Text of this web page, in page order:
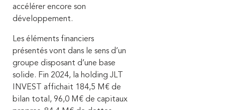
accélérer encore son
développement.
Les éléments financiers
présentés vont dans le sens d’un
groupe disposant d’une base
solide. Fin 2024, la holding JLT
INVEST affichait 184,5 M€ de
bilan total, 96,0 M€ de capitaux